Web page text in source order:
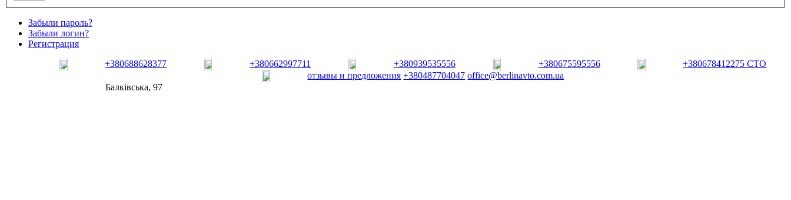
Забыли пароль?
Забыли логин?
Регистрация
+380688628377
+380662997711 +380939535556 +380675595556
+380678412275 СТО
отзывы и предложения +380487704047 office@berlinavto.com.ua
Балківська, 97